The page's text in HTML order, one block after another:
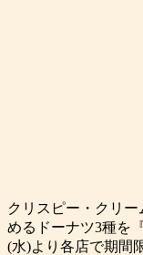
クリスピー・クリ
めるドーナツ3種を
(水)より各店で期間